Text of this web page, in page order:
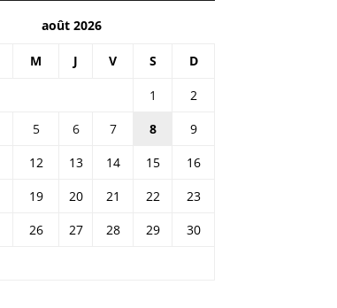
août 2026
M J V S D
1
2
5 6 7 8
9
12 13 14 15
16
19 20 21 22
23
26 27 28 29
30